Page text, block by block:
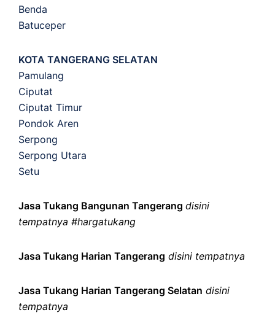
Benda
Batuceper
KOTA TANGERANG SELATAN
Pamulang
Ciputat
Ciputat Timur
Pondok Aren
Serpong
Serpong Utara
Setu
Jasa Tukang Bangunan Tangerang disini
tempatnya #hargatukang
Jasa Tukang Harian Tangerang disini tempatnya
Jasa Tukang Harian Tangerang Selatan disini
tempatnya